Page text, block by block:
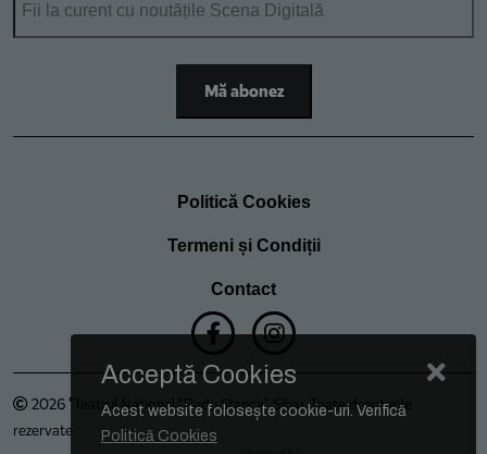
Politică Cookies
Termeni și Condiții
Contact
2026 "Teatrul Național "Radu Stanca" Sibiu. Toate drepturile
rezervate
Acceptă Cookies
Acest website folosește cookie-uri. Verifică
Politică Cookies